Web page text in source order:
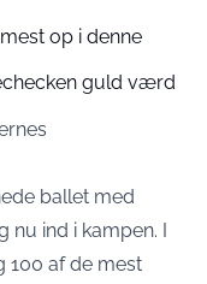
op i denne
guld værd
ballet med
nu ind i kampen. I
100 af de mest